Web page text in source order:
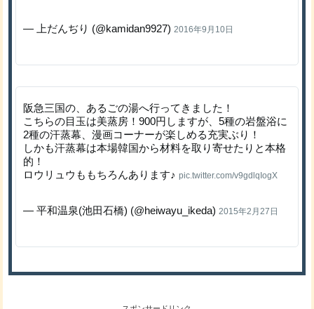
— 上だんぢり (@kamidan9927) 2016年9月10日
阪急三国の、あるごの湯へ行ってきました！
こちらの目玉は美蒸房！900円しますが、5種の岩盤浴に
2種の汗蒸幕、漫画コーナーが楽しめる充実ぶり！
しかも汗蒸幕は本場韓国から材料を取り寄せたりと本格
的！
ロウリュウももちろんあります♪pic.twitter.com/v9gdlqIogX
— 平和温泉(池田石橋) (@heiwayu_ikeda) 2015年2月27日